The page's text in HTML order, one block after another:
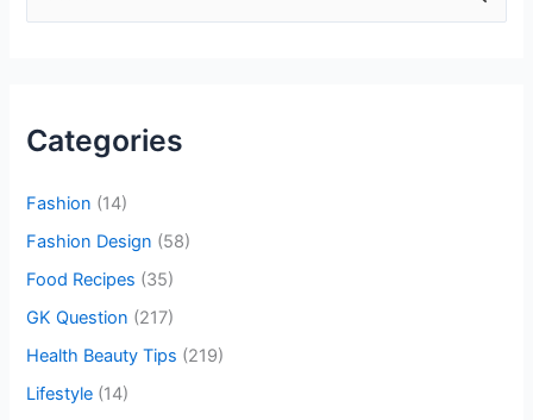
h
:
Categories
Fashion (14)
Fashion Design (58)
Food Recipes (35)
GK Question (217)
Health Beauty Tips (219)
Lifestyle (14)